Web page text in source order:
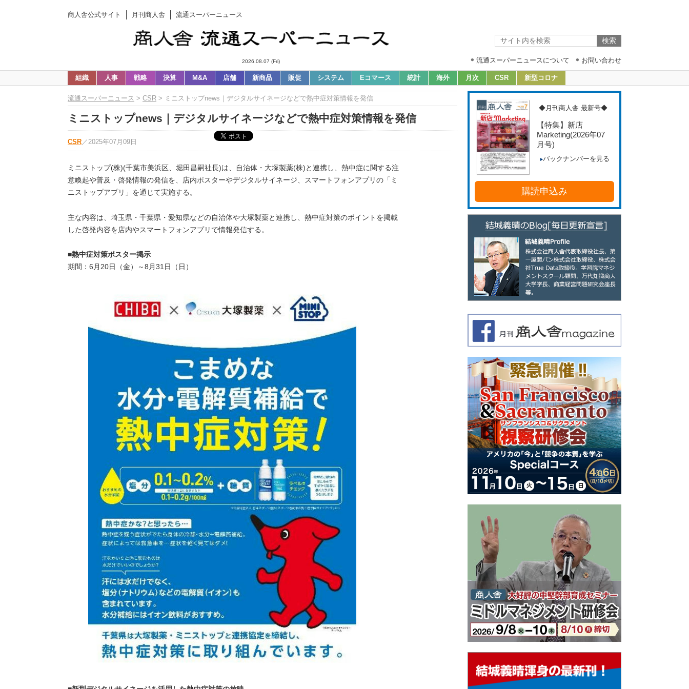
商人舎公式サイト 月刊商人舎 流通スーパーニュース
2026.08.07 (Fri) 流通スーパーニュースについて お問い合わせ
組織 人事 戦略 決算 M&A 店舗 新商品 販促 システム Eコマース 統計 海外 月次 CSR 新型コロナ
流通スーパーニュース > CSR > ミニストップnews｜デジタルサイネージなどで熱中症対策情報を発信
ミニストップnews｜デジタルサイネージなどで熱中症対策情報を発信
CSR ／ 2025年07月09日
ミニストップ(株)(千葉市美浜区、堀田昌嗣社長)は、自治体・大塚製薬(株)と連携し、熱中症に関する注
意喚起や普及・啓発情報の発信を、店内ポスターやデジタルサイネージ、スマートフォンアプリの「ミ
ニストップアプリ」を通じて実施する。
主な内容は、埼玉県・千葉県・愛知県などの自治体や大塚製薬と連携し、熱中症対策のポイントを掲載
した啓発内容を店内やスマートフォンアプリで情報発信する。
■熱中症対策ポスター掲示
期間：6月20日（金）～8月31日（日）
◆月刊商人舎 最新号◆
【特集】新店
Marketing(2026年07
月号)
バックナンバーを見る
購読申込み